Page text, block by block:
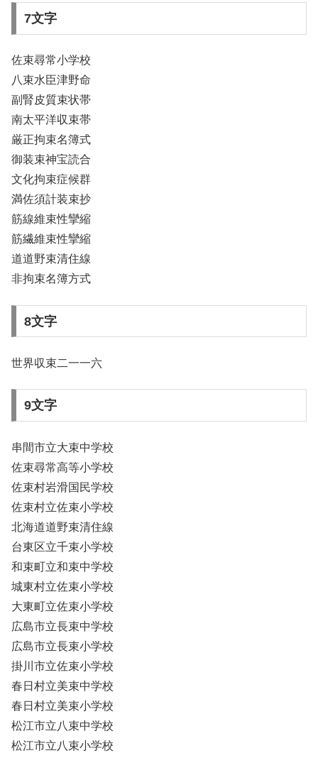
7文字
佐束尋常小学校
八束水臣津野命
副腎皮質束状帯
南太平洋収束帯
厳正拘束名簿式
御装束神宝読合
文化拘束症候群
満佐須計装束抄
筋線維束性攣縮
筋繊維束性攣縮
道道野束清住線
非拘束名簿方式
8文字
世界収束二一一六
9文字
串間市立大束中学校
佐束尋常高等小学校
佐束村岩滑国民学校
佐束村立佐束小学校
北海道道野束清住線
台東区立千束小学校
和束町立和束中学校
城東村立佐束小学校
大東町立佐束小学校
広島市立長束中学校
広島市立長束小学校
掛川市立佐束小学校
春日村立美束中学校
春日村立美束小学校
松江市立八束中学校
松江市立八束小学校